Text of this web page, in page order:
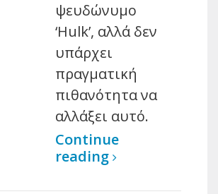
ψευδώνυμο
‘Hulk’, αλλά δεν
υπάρχει
πραγματική
πιθανότητα να
αλλάξει αυτό.
Continue
reading